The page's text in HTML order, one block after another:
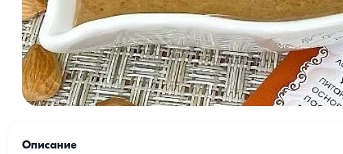
Описание